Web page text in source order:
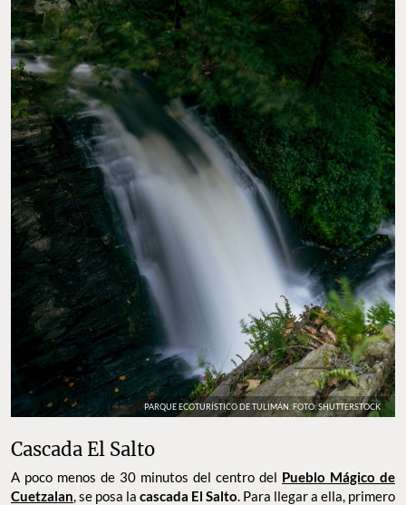
PARQUE ECOTURÍSTICO DE TULIMÁN. FOTO: SHUTTERSTOCK
Cascada El Salto
A poco menos de 30 minutos del centro del Pueblo Mágico de
Cuetzalan, se posa la cascada El Salto. Para llegar a ella, primero